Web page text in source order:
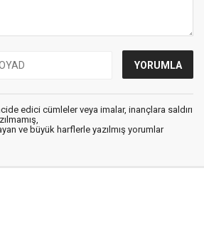
edici cümleler veya imalar, inançlara saldırı
ve büyük harflerle yazılmış yorumlar